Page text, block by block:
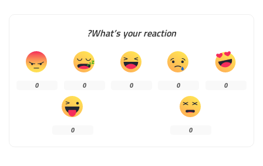
What’s your reaction?
0
0
0
0
0
0
0